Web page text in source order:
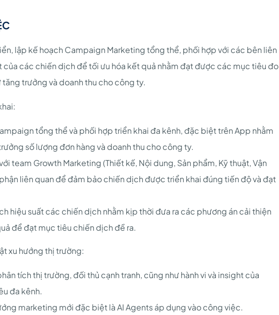
lập kế hoạch Campaign Marketing tổng thể, phối hợp với các bên liên
của các chiến dịch để tối ưu hóa kết quả nhằm đạt được các mục tiêu đo
trưởng và doanh thu cho công ty.
tổng thể và phối hợp triển khai đa kênh, đặc biệt trên App nhằm
số lượng đơn hàng và doanh thu cho công ty.
team Growth Marketing (Thiết kế, Nội dung, Sản phẩm, Kỹ thuật, Vận
liên quan để đảm bảo chiến dịch được triển khai đúng tiến độ và đạt
hiệu suất các chiến dịch nhằm kịp thời đưa ra các phương án cải thiện
để đạt mục tiêu chiến dịch đề ra.
xu hướng thị trường:
tích thị trường, đối thủ cạnh tranh, cũng như hành vi và insight của
đa kênh.
marketing mới đặc biệt là AI Agents áp dụng vào công việc.